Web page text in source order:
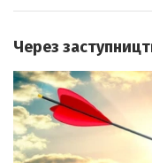
Через